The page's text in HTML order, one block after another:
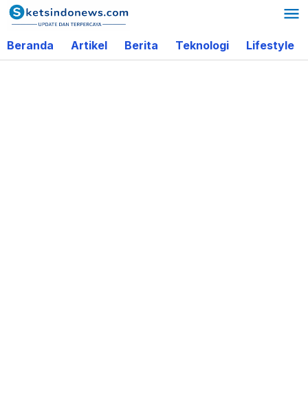
Lewati
ke
konten
Beranda Artikel Berita Teknologi Lifestyle